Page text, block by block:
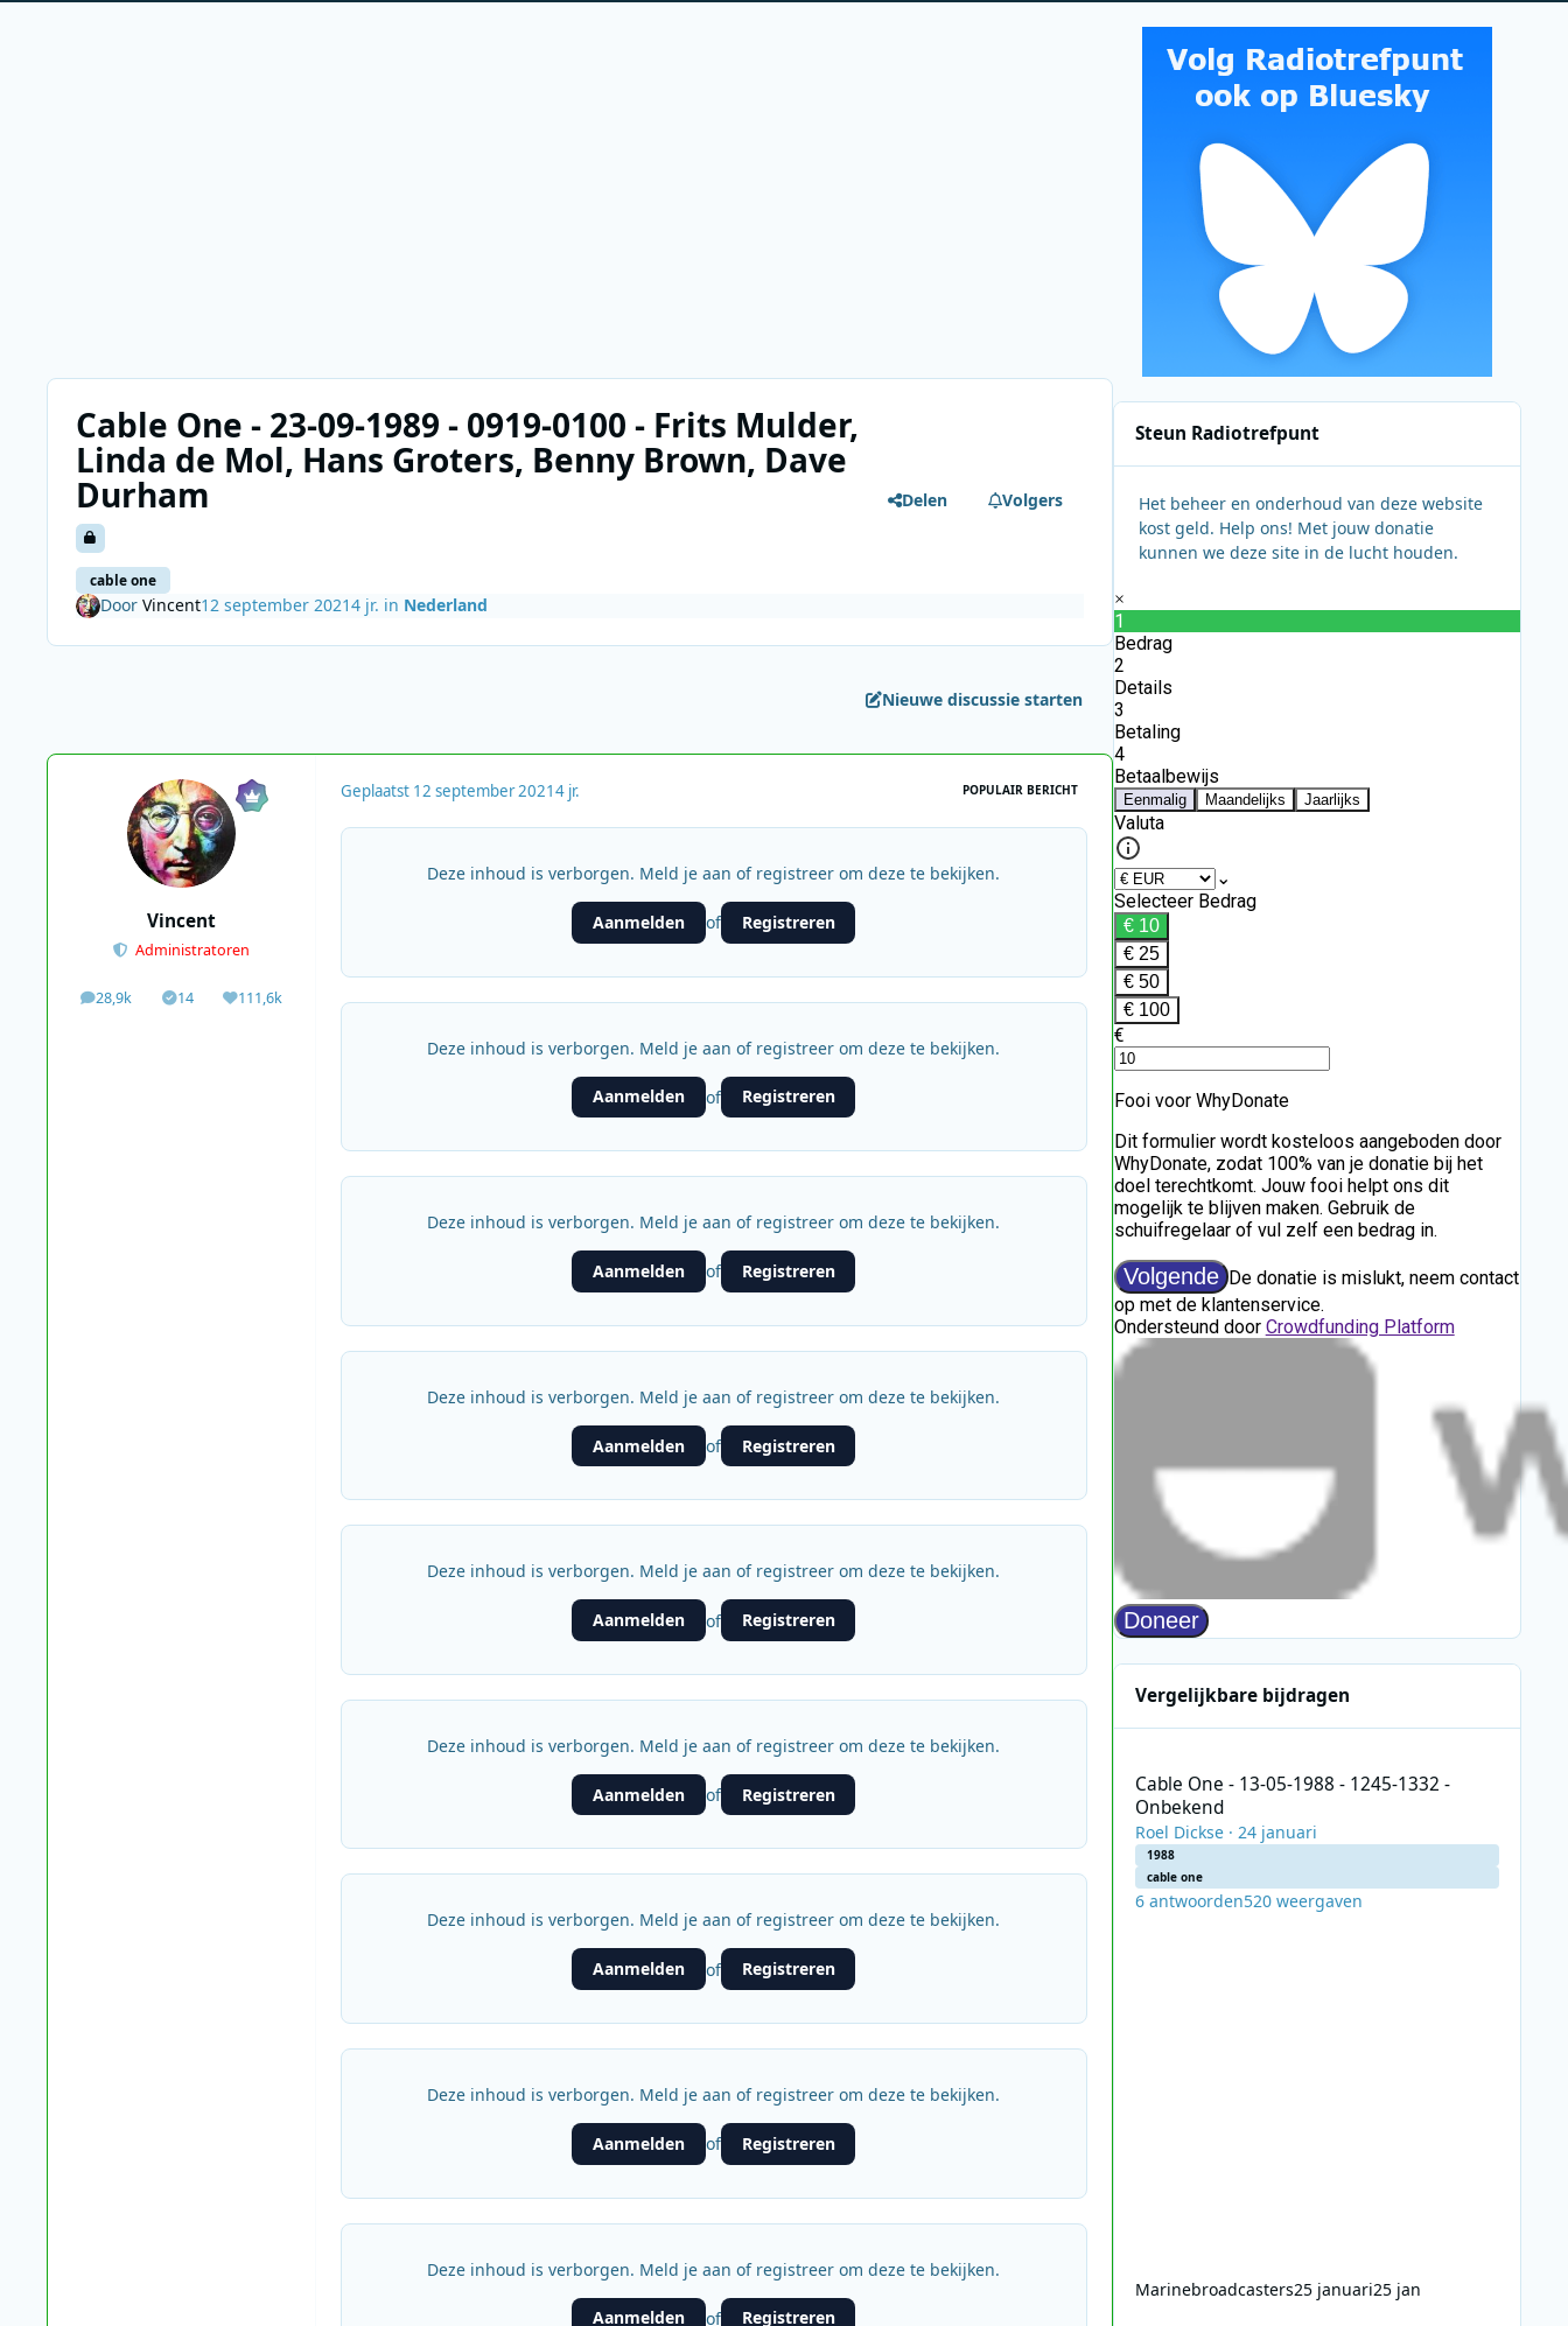
Cable One - 23-09-1989 - 0919-0100 - Frits Mulder,
Linda de Mol, Hans Groters, Benny Brown, Dave
Durham
cable one
Delen Volgers
Door Vincent12 september 20214 jr. in Nederland
Nieuwe discussie starten
Vincent
Administratoren
28,9k
berichten 14
Solutions111,6k
Waardering
Geplaatst 12 september 20214 jr. POPULAIR BERICHT
Deze inhoud is verborgen. Meld je aan of registreer om deze te bekijken.
Aanmelden of Registreren
Deze inhoud is verborgen. Meld je aan of registreer om deze te bekijken.
Aanmelden of Registreren
Deze inhoud is verborgen. Meld je aan of registreer om deze te bekijken.
Aanmelden of Registreren
Deze inhoud is verborgen. Meld je aan of registreer om deze te bekijken.
Aanmelden of Registreren
Deze inhoud is verborgen. Meld je aan of registreer om deze te bekijken.
Aanmelden of Registreren
Deze inhoud is verborgen. Meld je aan of registreer om deze te bekijken.
Aanmelden of Registreren
Deze inhoud is verborgen. Meld je aan of registreer om deze te bekijken.
Aanmelden of Registreren
Deze inhoud is verborgen. Meld je aan of registreer om deze te bekijken.
Aanmelden of Registreren
Deze inhoud is verborgen. Meld je aan of registreer om deze te bekijken.
Aanmelden of Registreren
Steun Radiotrefpunt
Het beheer en onderhoud van deze website
kost geld. Help ons! Met jouw donatie
kunnen we deze site in de lucht houden.
Vergelijkbare bijdragen
Cable One - 13-05-1988 - 1245-1332 -
Onbekend
Roel Dickse· 24 januari
1988
cable one
6 antwoorden520 weergaven
Marinebroadcasters25 januari25 jan